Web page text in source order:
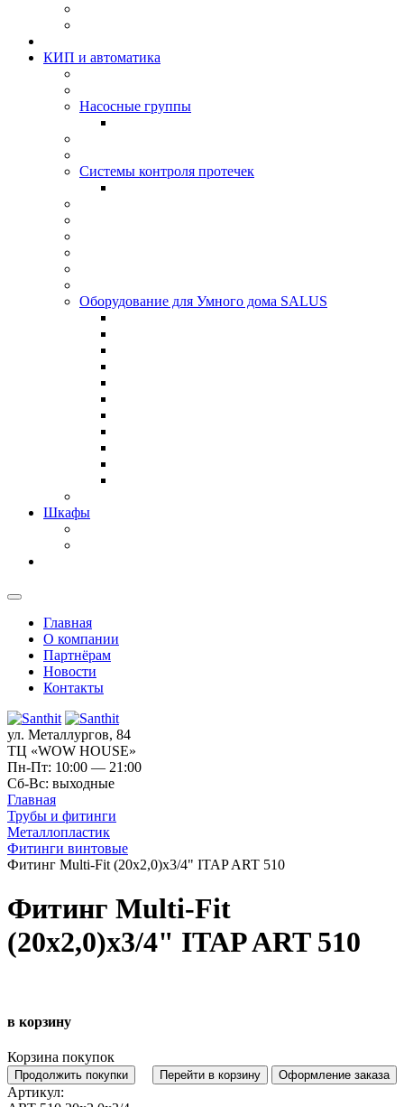
КИП и автоматика
Насосные группы
Системы контроля протeчек
Оборудование для Умного дома SALUS
Шкафы
Главная
О компании
Партнёрам
Новости
Контакты
ул. Металлургов, 84
ТЦ «WOW HOUSE»
Пн-Пт: 10:00 — 21:00
Сб-Вс: выходные
Главная
Трубы и фитинги
Металлопластик
Фитинги винтовые
Фитинг Multi-Fit (20х2,0)х3/4" ITAP ART 510
Фитинг Multi-Fit
(20х2,0)х3/4" ITAP ART 510
в корзину
Корзина покупок
Продолжить покупки Перейти в корзину Оформление заказа
Артикул: